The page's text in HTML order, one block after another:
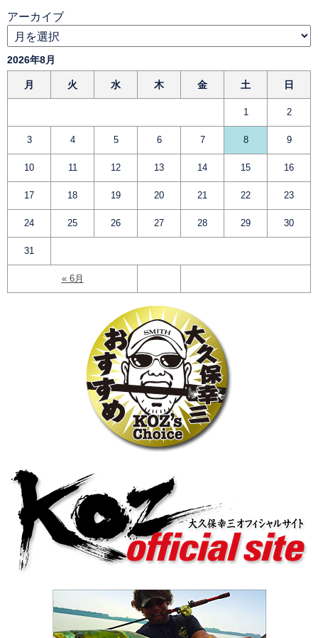
アーカイブ
2026年8月
月 火 水 木 金 土 日
« 6月
1 2
3 4 5 6 7 8 9
10 11 12 13 14 15 16
17 18 19 20 21 22 23
24 25 26 27 28 29 30
31